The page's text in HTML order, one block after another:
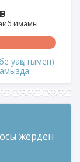
имамы
уақытымен)
жерден